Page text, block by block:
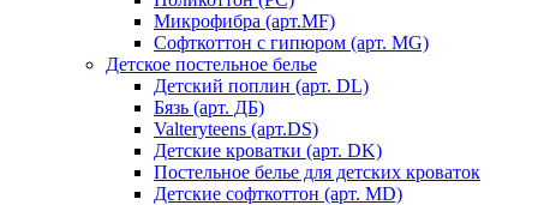
Микрофибра (арт.MF)
Софткоттон с гипюром (арт. MG)
Детское постельное белье
Детский поплин (арт. DL)
Бязь (арт. ДБ)
Valteryteens (арт.DS)
Детские кроватки (арт. DK)
Постельное белье для детских кроваток
Детские софткоттон (арт. MD)